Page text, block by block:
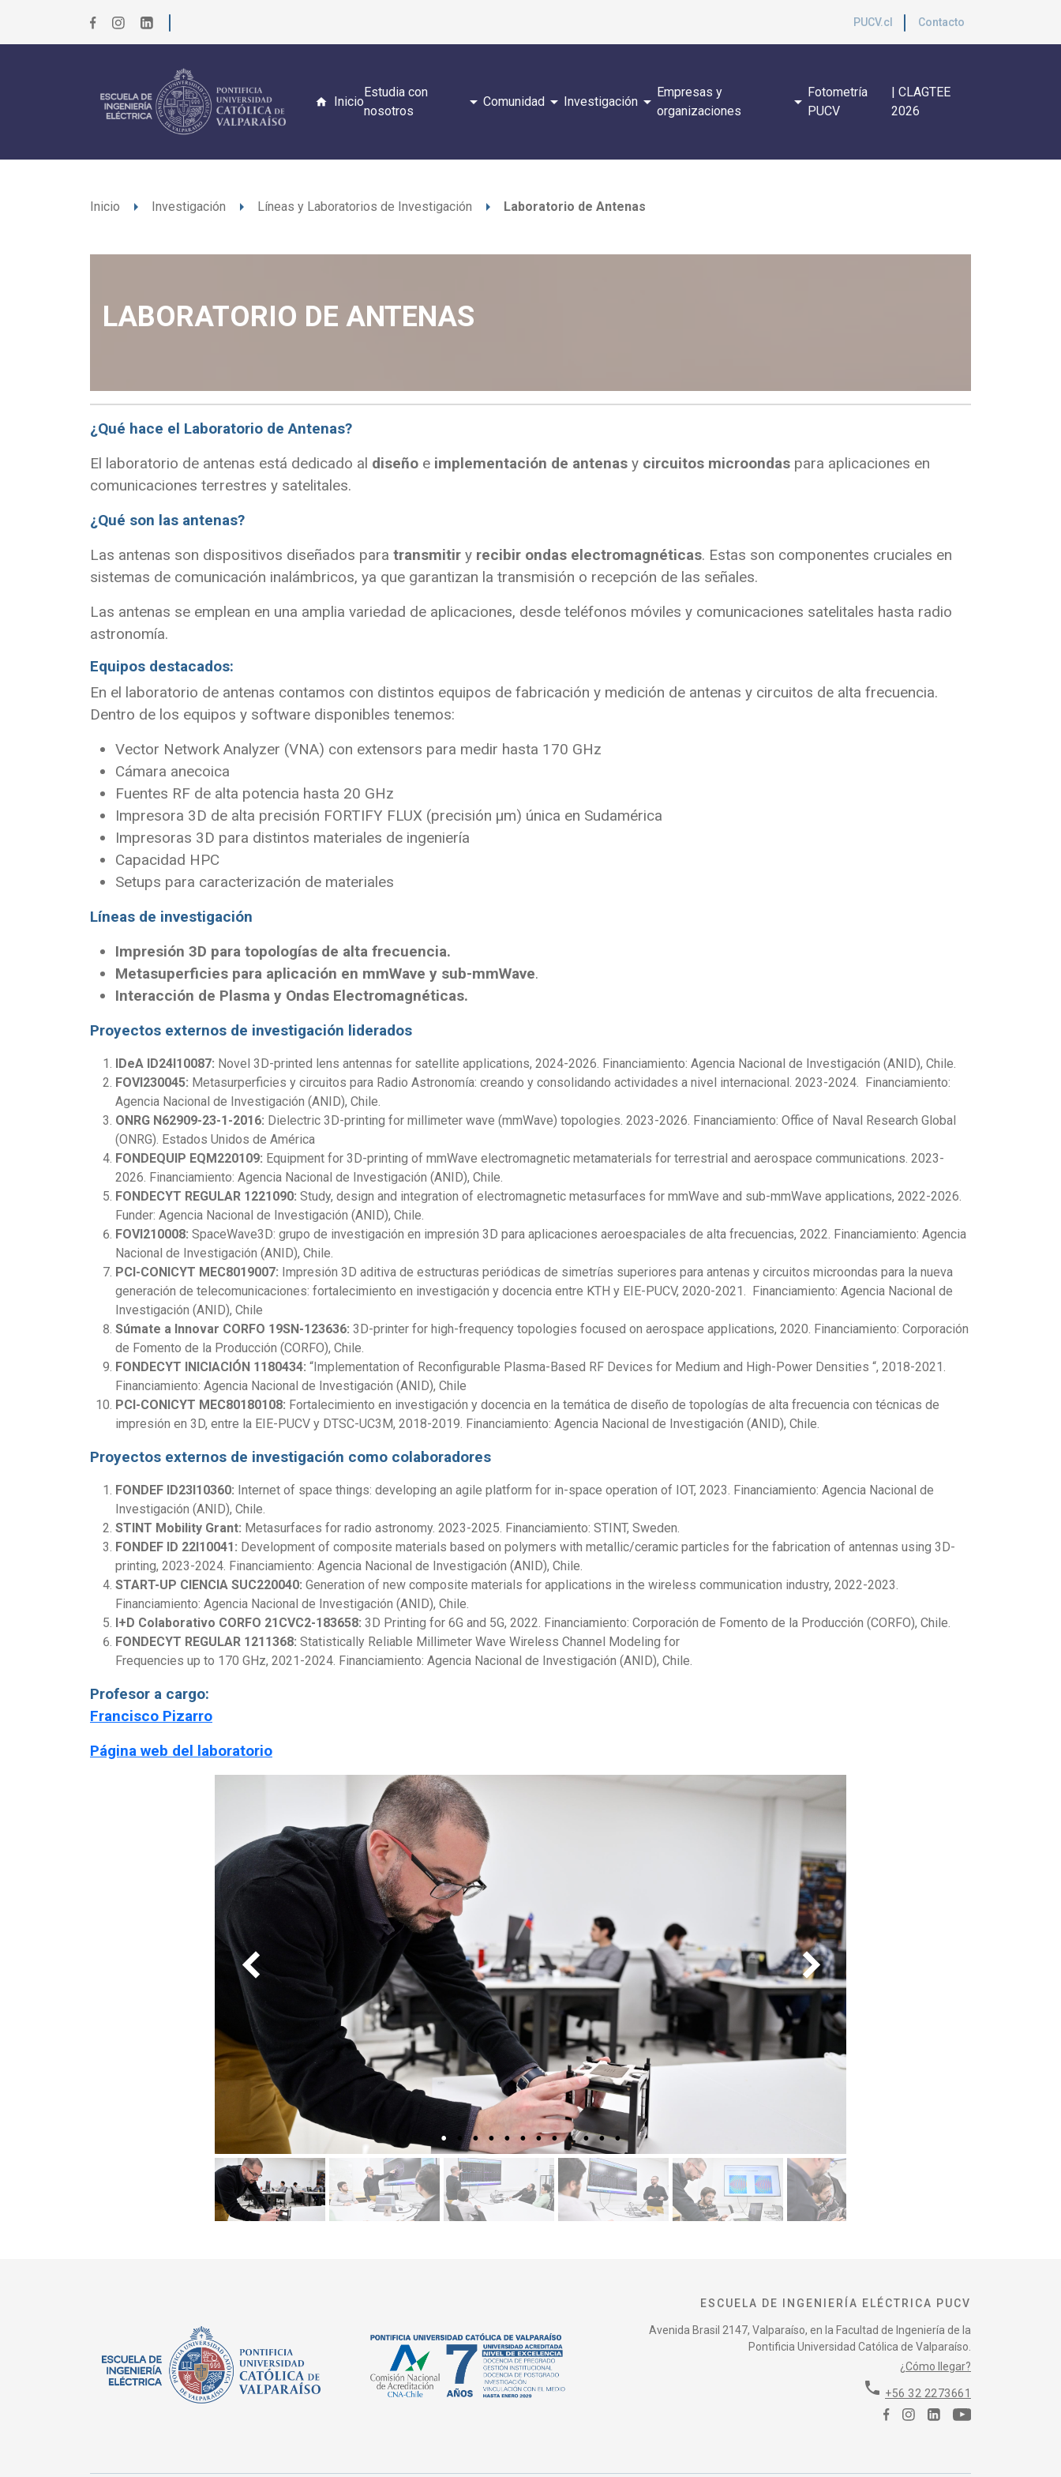
PUCV.cl Contacto
Inicio
Estudia con
nosotros
arrow_drop_down Comunidadarrow_drop_down Investigaciónarrow_drop_down
Empresas y
organizaciones
arrow_drop_down
Fotometría
PUCV
| CLAGTEE
2026
Inicio arrow_right Investigación arrow_right Líneas y Laboratorios de Investigación arrow_right Laboratorio de Antenas
LABORATORIO DE ANTENAS
¿Qué hace el Laboratorio de Antenas?
El laboratorio de antenas está dedicado al diseño e implementación de antenas y circuitos microondas para aplicaciones en
comunicaciones terrestres y satelitales.
¿Qué son las antenas?
Las antenas son dispositivos diseñados para transmitir y recibir ondas electromagnéticas. Estas son componentes cruciales en
sistemas de comunicación inalámbricos, ya que garantizan la transmisión o recepción de las señales.
Las antenas se emplean en una amplia variedad de aplicaciones, desde teléfonos móviles y comunicaciones satelitales hasta radio
astronomía.
Equipos destacados:
En el laboratorio de antenas contamos con distintos equipos de fabricación y medición de antenas y circuitos de alta frecuencia.
Dentro de los equipos y software disponibles tenemos:
Vector Network Analyzer (VNA) con extensors para medir hasta 170 GHz
Cámara anecoica
Fuentes RF de alta potencia hasta 20 GHz
Impresora 3D de alta precisión FORTIFY FLUX (precisión µm) única en Sudamérica
Impresoras 3D para distintos materiales de ingeniería
Capacidad HPC
Setups para caracterización de materiales
Líneas de investigación
Impresión 3D para topologías de alta frecuencia.
Metasuperficies para aplicación en mmWave y sub-mmWave.
Interacción de Plasma y Ondas Electromagnéticas.
Proyectos externos de investigación liderados
IDeA ID24I10087: Novel 3D-printed lens antennas for satellite applications, 2024-2026. Financiamiento: Agencia Nacional de Investigación (ANID), Chile.
FOVI230045: Metasurperficies y circuitos para Radio Astronomía: creando y consolidando actividades a nivel internacional. 2023-2024. Financiamiento:
Agencia Nacional de Investigación (ANID), Chile.
ONRG N62909-23-1-2016: Dielectric 3D-printing for millimeter wave (mmWave) topologies. 2023-2026. Financiamiento: Office of Naval Research Global
(ONRG). Estados Unidos de América
FONDEQUIP EQM220109: Equipment for 3D-printing of mmWave electromagnetic metamaterials for terrestrial and aerospace communications. 2023-
2026. Financiamiento: Agencia Nacional de Investigación (ANID), Chile.
FONDECYT REGULAR 1221090: Study, design and integration of electromagnetic metasurfaces for mmWave and sub-mmWave applications, 2022-2026.
Funder: Agencia Nacional de Investigación (ANID), Chile.
FOVI210008: SpaceWave3D: grupo de investigación en impresión 3D para aplicaciones aeroespaciales de alta frecuencias, 2022. Financiamiento: Agencia
Nacional de Investigación (ANID), Chile.
PCI-CONICYT MEC8019007: Impresión 3D aditiva de estructuras periódicas de simetrías superiores para antenas y circuitos microondas para la nueva
generación de telecomunicaciones: fortalecimiento en investigación y docencia entre KTH y EIE-PUCV, 2020-2021. Financiamiento: Agencia Nacional de
Investigación (ANID), Chile
Súmate a Innovar CORFO 19SN-123636: 3D-printer for high-frequency topologies focused on aerospace applications, 2020. Financiamiento: Corporación
de Fomento de la Producción (CORFO), Chile.
FONDECYT INICIACIÓN 1180434: “Implementation of Reconfigurable Plasma-Based RF Devices for Medium and High-Power Densities “, 2018-2021.
Financiamiento: Agencia Nacional de Investigación (ANID), Chile
PCI-CONICYT MEC80180108: Fortalecimiento en investigación y docencia en la temática de diseño de topologías de alta frecuencia con técnicas de
impresión en 3D, entre la EIE-PUCV y DTSC-UC3M, 2018-2019. Financiamiento: Agencia Nacional de Investigación (ANID), Chile.
Proyectos externos de investigación como colaboradores
FONDEF ID23I10360: Internet of space things: developing an agile platform for in-space operation of IOT, 2023. Financiamiento: Agencia Nacional de
Investigación (ANID), Chile.
STINT Mobility Grant: Metasurfaces for radio astronomy. 2023-2025. Financiamiento: STINT, Sweden.
FONDEF ID 22I10041: Development of composite materials based on polymers with metallic/ceramic particles for the fabrication of antennas using 3D-
printing, 2023-2024. Financiamiento: Agencia Nacional de Investigación (ANID), Chile.
START-UP CIENCIA SUC220040: Generation of new composite materials for applications in the wireless communication industry, 2022-2023.
Financiamiento: Agencia Nacional de Investigación (ANID), Chile.
I+D Colaborativo CORFO 21CVC2-183658: 3D Printing for 6G and 5G, 2022. Financiamiento: Corporación de Fomento de la Producción (CORFO), Chile.
FONDECYT REGULAR 1211368: Statistically Reliable Millimeter Wave Wireless Channel Modeling for
Frequencies up to 170 GHz, 2021-2024. Financiamiento: Agencia Nacional de Investigación (ANID), Chile.
Profesor a cargo:
Francisco Pizarro
Página web del laboratorio
ESCUELA DE INGENIERÍA ELÉCTRICA PUCV
Avenida Brasil 2147, Valparaíso, en la Facultad de Ingeniería de la
Pontificia Universidad Católica de Valparaíso.
¿Cómo llegar?
phone +56 32 2273661